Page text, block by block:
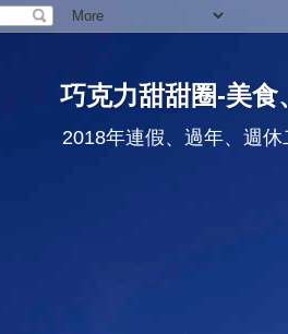
巧克力甜甜圈-美
2018年連假、過年、週